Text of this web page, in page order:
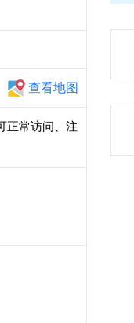
查看地图
正常访问、注